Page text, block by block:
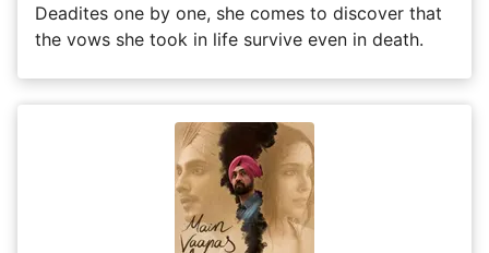
Deadites one by one, she comes to discover that
the vows she took in life survive even in death.